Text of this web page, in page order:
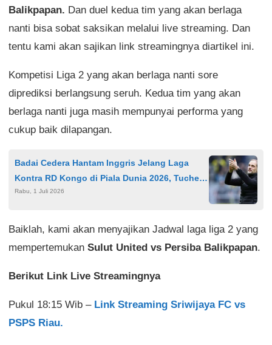
Balikpapan. Dan duel kedua tim yang akan berlaga
nanti bisa sobat saksikan melalui live streaming. Dan
tentu kami akan sajikan link streamingnya diartikel ini.
Kompetisi Liga 2 yang akan berlaga nanti sore
diprediksi berlangsung seruh. Kedua tim yang akan
berlaga nanti juga masih mempunyai performa yang
cukup baik dilapangan.
Badai Cedera Hantam Inggris Jelang Laga
Kontra RD Kongo di Piala Dunia 2026, Tuchel
Siapkan Strategi Baru
Rabu, 1 Juli 2026
Baiklah, kami akan menyajikan Jadwal laga liga 2 yang
mempertemukan Sulut United vs Persiba Balikpapan.
Berikut Link Live Streamingnya
Pukul 18:15 Wib – Link Streaming Sriwijaya FC vs
PSPS Riau.